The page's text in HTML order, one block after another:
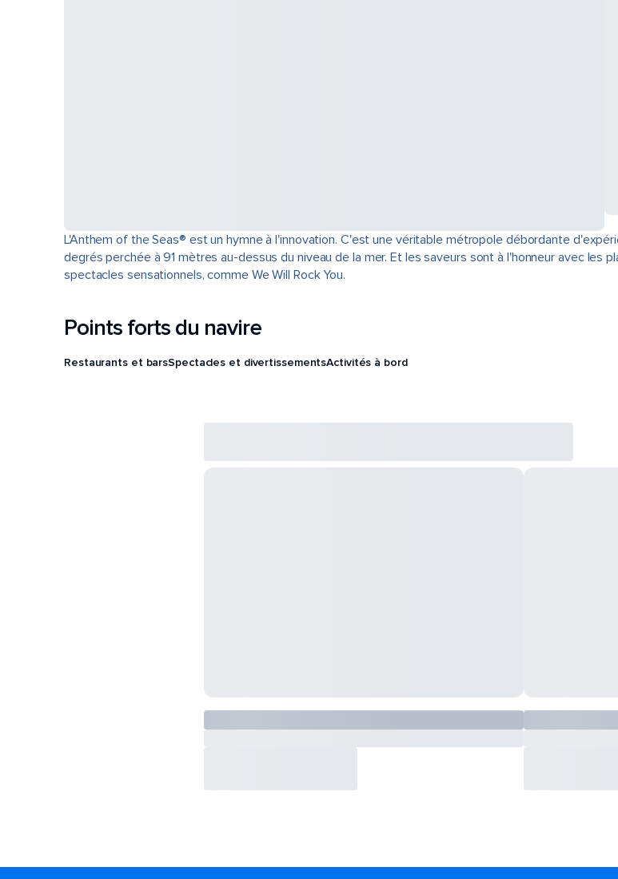
L'Anthem of the Seas® est un hymne à l'innovation. C'est une véritable métropole débordante
degrés perchée à 91 mètres au-dessus du niveau de la mer. Et les saveurs sont à l'honneur avec les
spectacles sensationnels, comme We Will Rock You.
Points forts du navire
Restaurants et barsSpectacles et divertissementsActivités à bord